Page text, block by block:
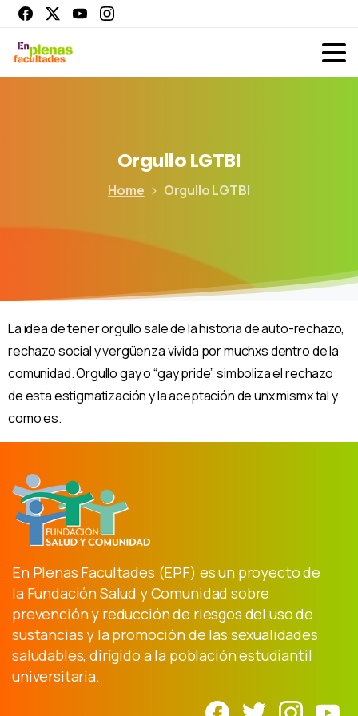
OrgulloLGTBI
Home Orgullo LGTBI
La idea de tener orgullo sale de la historia de auto-rechazo,
rechazo social y vergüenza vivida por muchxs dentro de la
comunidad. Orgullo gay o “gay pride” simboliza el rechazo
de esta estigmatización y la aceptación de unx mismx tal y
como es.
En Plenas Facultades (EPF) es un proyecto de
la Fundación Salud y Comunidad sobre
prevención y reducción de riesgos del uso de
sustancias y la promoción de las sexualidades
saludables, dirigido a la población estudiantil
universitaria.